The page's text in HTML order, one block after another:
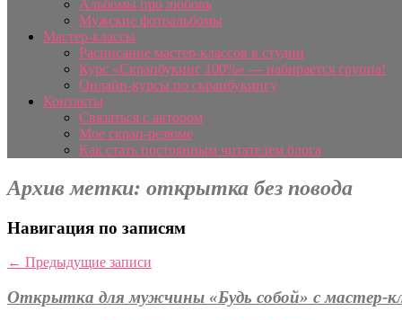
Альбомы про любовь
Мужские фотоальбомы
Мастер-классы
Расписание мастер-классов в студии
Курс «Скрапбукинг 100%» — набирается группа!
Онлайн-курсы по скрапбукингу
Контакты
Связаться с автором
Мое скрап-резюме
Как стать постоянным читателем блога
Архив метки: открытка без повода
Навигация по записям
← Предыдущие записи
Открытка для мужчины «Будь собой» с мастер-